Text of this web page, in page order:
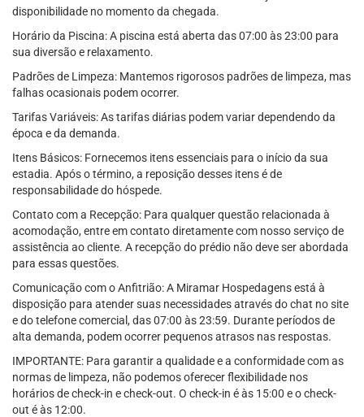
disponibilidade no momento da chegada.
Horário da Piscina: A piscina está aberta das 07:00 às 23:00 para
sua diversão e relaxamento.
Padrões de Limpeza: Mantemos rigorosos padrões de limpeza, mas
falhas ocasionais podem ocorrer.
Tarifas Variáveis: As tarifas diárias podem variar dependendo da
época e da demanda.
Itens Básicos: Fornecemos itens essenciais para o início da sua
estadia. Após o término, a reposição desses itens é de
responsabilidade do hóspede.
Contato com a Recepção: Para qualquer questão relacionada à
acomodação, entre em contato diretamente com nosso serviço de
assistência ao cliente. A recepção do prédio não deve ser abordada
para essas questões.
Comunicação com o Anfitrião: A Miramar Hospedagens está à
disposição para atender suas necessidades através do chat no site
e do telefone comercial, das 07:00 às 23:59. Durante períodos de
alta demanda, podem ocorrer pequenos atrasos nas respostas.
IMPORTANTE: Para garantir a qualidade e a conformidade com as
normas de limpeza, não podemos oferecer flexibilidade nos
horários de check-in e check-out. O check-in é às 15:00 e o check-
out é às 12:00.